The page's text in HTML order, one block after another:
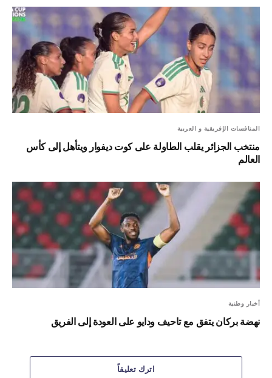
المنافسات الإفريقية و العربية
منتخب الجزائر يقلب الطاولة على كوت ديفوار ويتأهل إلى كأس
العالم
أخبار وطنية
نهضة بركان يتفق مع تاحيف ودايو على العودة إلى الفريق
اترك تعليقاً